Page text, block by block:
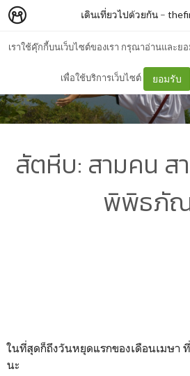
เราใช้คุ๊กกี้บนเว็บไซต์ของเรา กรุณาอ่านและย
เพื่อใช้บริการเว็บไซต์ ยอมรับ
เดินเที่ยวไปด้วยกัน –
สัตหีบ: สามคน ส
พิพิธภั
ในที่สุดก็ถึงวันหยุดแรกของเดือนเมษา
นะ